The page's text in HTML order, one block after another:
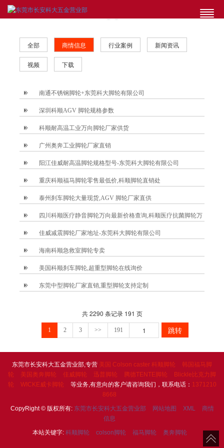
全部 商情信息 行业案例 新闻资讯
视频 下载
南通不锈钢脚轮+东莞科大脚轮有限公司
深圳科顺AGV 脚轮规格参数
科顺耐高温工业万向脚轮厂家供货
广州奥奔工业脚轮厂家直销
阳江佳威耐高温脚轮规格型号-东莞科大脚轮有限公司
重庆科顺福马脚轮零售最低价,科顺脚轮直销处
泰州刹车脚轮大量现货,AGV 脚轮厂家直供
四川科顺医疗静音脚轮万向最新价格查询,科顺医疗抗菌脚轮万
向多少钱佳威减震脚轮厂家地址-东莞科大脚轮有限公司
海南科顺急救室脚轮专卖
美国科顺刹车脚轮,超重型脚轮在线询价
东莞中型脚轮厂家直销,重型脚轮支持定制
共 2290 条记录 191 页
1 2 3 >> 191 跳转
东莞市长安科大五金营业部,专营 美国 Colson caster 科顺脚轮
韩国福马脚
轮
美国奥奔脚轮 佳威脚轮 迅普脚轮 腾德TENTE脚轮
Blickle比克力脚
轮
WICKE威卡脚轮 等业务,有意向的客户请咨询我们，联系电话： 1371210
8668
CopyRight © 版权所有: 东莞市长安科大五金营业部 网站地图 XML
商情
信息
本站关键字: 科顺脚轮 colson脚轮 福马脚轮 奥奔脚轮